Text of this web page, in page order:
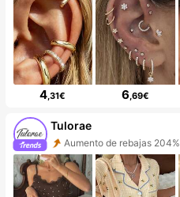
4,31€ 6,69€
Tulorae
Aumento de rebajas 204%